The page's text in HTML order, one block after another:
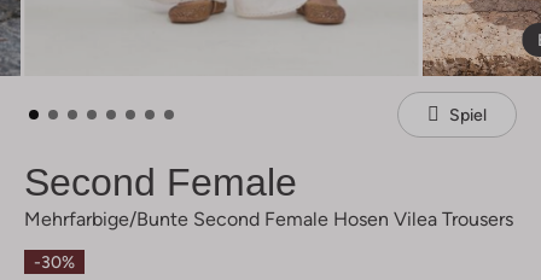
Spiel
Second Female
Mehrfarbige/bunte Second Female Hosen Vilea Trousers
-30%